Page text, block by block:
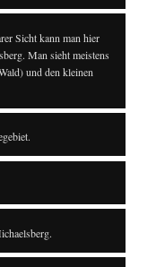
Sicht kann man hier
Man sieht meistens
und den kleinen